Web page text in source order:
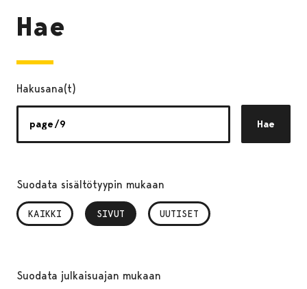
Hae
Hakusana(t)
Hae
Suodata sisältötyypin mukaan
KAIKKI SIVUT
, VALITTU UUTISET
Suodata julkaisuajan mukaan